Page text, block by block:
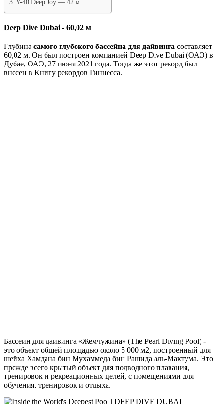
Y-40 Deep Joy — 42 м
Deep Dive Dubai - 60,02 м
Глубина самого глубокого бассейна для дайвинга составляет
60,02 м. Он был построен компанией Deep Dive Dubai (ОАЭ) в
Дубае, ОАЭ, 27 июня 2021 года. Тогда же этот рекорд был
внесен в Книгу рекордов Гиннесса.
Бассейн для дайвинга «Жемчужина» (The Pearl Diving Pool) -
это объект общей площадью около 5 000 м2, построенный для
шейха Хамдана бин Мухаммеда бин Рашида аль-Мактума. Это
прежде всего крытый объект для подводного плавания,
тренировок и рекреационных целей, с помещениями для
обучения, тренировок и отдыха.